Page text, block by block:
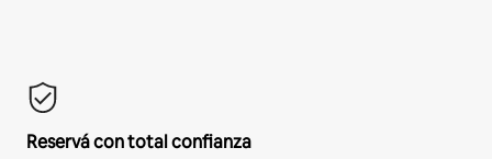
Reservá con total confianza